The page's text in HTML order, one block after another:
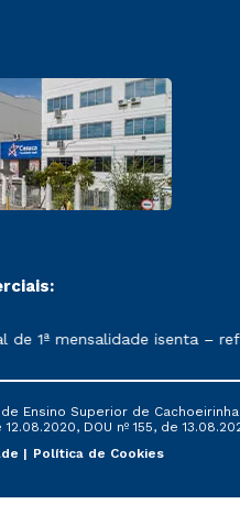
conforme
1ª mensalidade isenta –
Ensino Superior de
DOU nº 155, de
Política de Cookies